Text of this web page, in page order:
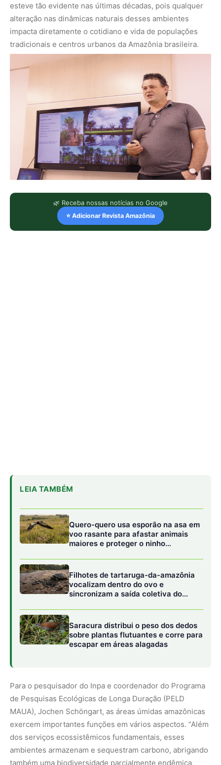
esteve tão evidente nas últimas décadas, pois qualquer
alteração nas dinâmicas naturais desses ambientes
impacta diretamente o cotidiano e vida de populações
tradicionais e centros urbanos da Amazônia brasileira.
🌿 Receba nossas notícias no Google
⭐ Adicionar Revista Amazônia
Para o pesquisador do Inpa e coordenador do Programa
de Pesquisas Ecológicas de Longa Duração (PELD
MAUA), Jochen Schöngart, as áreas úmidas amazônicas
exercem importantes funções em vários aspectos. “Além
dos serviços ecossistêmicos fundamentais, esses
ambientes armazenam e sequestram carbono, abrigando
adaptada a essas condições do regime de inundação”,
explicou o pesquisador.